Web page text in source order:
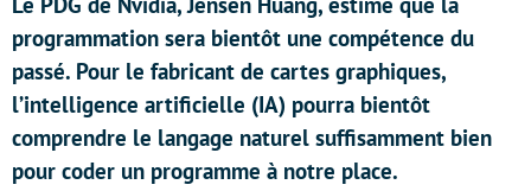
programmation sera bientôt une compétence du
passé. Pour le fabricant de cartes graphiques,
l’intelligence artificielle (IA) pourra bientôt
comprendre le langage naturel suffisamment bien
pour coder un programme à notre place.